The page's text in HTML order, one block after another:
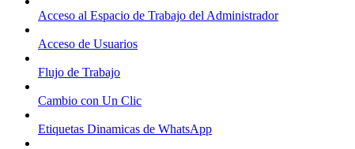
Acceso al Espacio de Trabajo del Administrador
Acceso de Usuarios
Flujo de Trabajo
Cambio con Un Clic
Etiquetas Dinamicas de WhatsApp